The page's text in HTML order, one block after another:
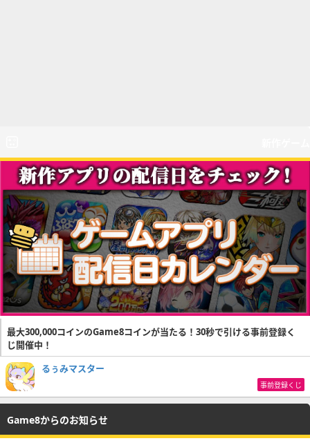
最大300,000コインのGame8コインが当たる！30秒で引ける事前登録く
じ開催中！
るぅみマスター
事前登録くじ
Game8からのお知らせ